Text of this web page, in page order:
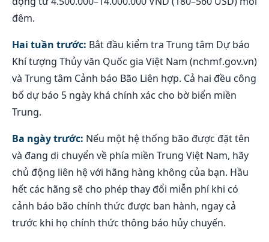
đêm.
Hai tuần trước: Bắt đầu kiểm tra Trung tâm Dự báo
Khí tượng Thủy văn Quốc gia Việt Nam (nchmf.gov.vn)
và Trung tâm Cảnh báo Bão Liên hợp. Cả hai đều công
bố dự báo 5 ngày khá chính xác cho bờ biển miền
Trung.
Ba ngày trước: Nếu một hệ thống bão được đặt tên
và đang di chuyển về phía miền Trung Việt Nam, hãy
chủ động liên hệ với hãng hàng không của bạn. Hầu
hết các hãng sẽ cho phép thay đổi miễn phí khi có
cảnh báo bão chính thức được ban hành, ngay cả
trước khi họ chính thức thông báo hủy chuyến.